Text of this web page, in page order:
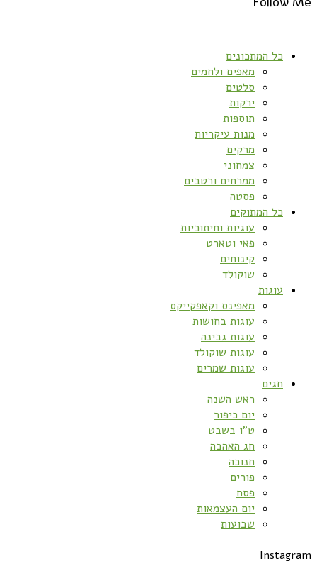
כל המתכונים
מאפים ולחמים
סלטים
ירקות
תוספות
מנות עיקריות
מרקים
צמחוני
ממרחים ורטבים
פסטה
כל המתוקים
עוגיות וחיתוכיות
פאי וטארט
קינוחים
שוקולד
עוגות
מאפינס וקאפקייקס
עוגות בחושות
עוגות גבינה
עוגות שוקולד
עוגות שמרים
חגים
ראש השנה
יום כיפור
ט”ו בשבט
חג האהבה
חנוכה
פורים
פסח
יום העצמאות
שבועות
Instagram